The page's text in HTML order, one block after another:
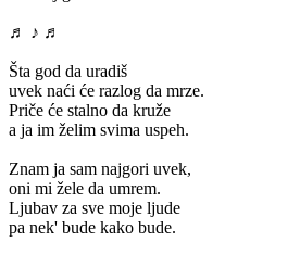
♬ ♪ ♬
Šta god da uradiš
uvek naći će razlog da mrze.
Priče će stalno da kruže
a ja im želim svima uspeh.
Znam ja sam najgori uvek,
oni mi žele da umrem.
Ljubav za sve moje ljude
pa nek' bude kako bude.